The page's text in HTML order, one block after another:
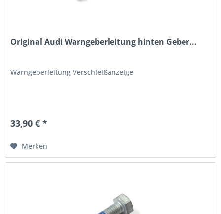
Original Audi Warngeberleitung hinten Geber...
Warngeberleitung Verschleißanzeige
33,90 € *
Merken